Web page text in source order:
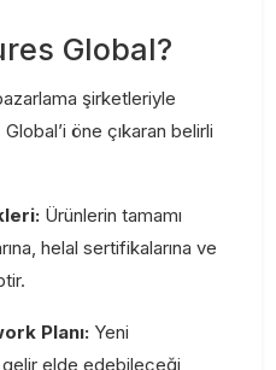
Global?
şirketleriyle
Global’i öne çıkaran belirli
Ürünlerin tamamı
helal sertifikalarına ve
Planı: Yeni
gelir elde edebileceği,